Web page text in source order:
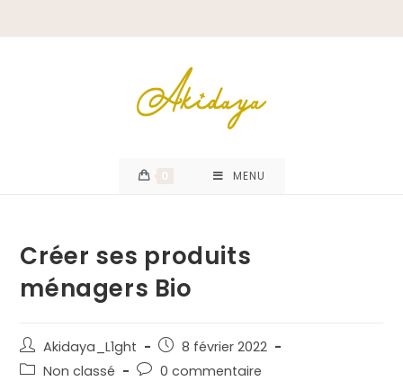
0 MENU
Créer ses produits
ménagers Bio
Akidaya_L1ght
8 février 2022
Non classé
0 commentaire